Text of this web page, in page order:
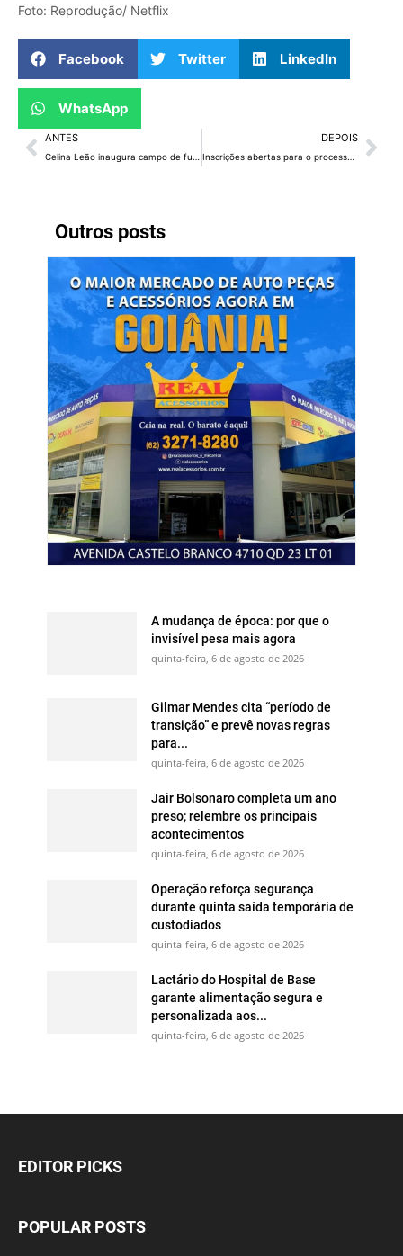
Outros posts
A mudança de época: por que o
invisível pesa mais agora
quinta-feira, 6 de agosto de 2026
Gilmar Mendes cita “período de
transição” e prevê novas regras
para...
quinta-feira, 6 de agosto de 2026
Jair Bolsonaro completa um ano
preso; relembre os principais
acontecimentos
quinta-feira, 6 de agosto de 2026
Operação reforça segurança
durante quinta saída temporária de
custodiados
quinta-feira, 6 de agosto de 2026
Lactário do Hospital de Base
garante alimentação segura e
personalizada aos...
quinta-feira, 6 de agosto de 2026
Foto: Reprodução/ Netflix
Facebook Twitter LinkedIn
WhatsApp
ANTES DEPOIS
Inscrições abertas para o processo seletivo de estágio do Transforma DF
EDITOR PICKS
POPULAR POSTS